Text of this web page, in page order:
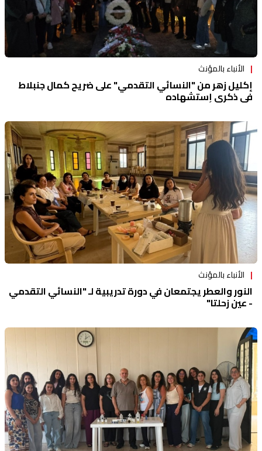
الأنباء بالمؤنث
إكليل زهر من "النسائي التقدمي" على ضريح كمال جنبلاط
في ذكرى إستشهاده
الأنباء بالمؤنث
النور والعطر يجتمعان في دورة تدريبية لـ "النسائي التقدمي
- عين زحلتا"